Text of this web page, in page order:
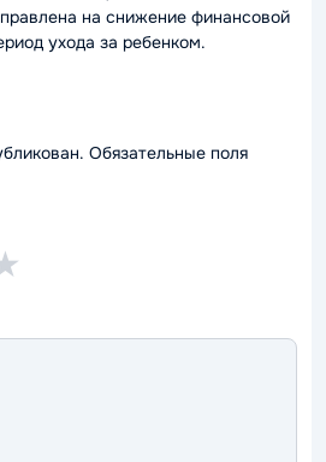
на снижение финансовой
ухода за ребенком.
Обязательные поля